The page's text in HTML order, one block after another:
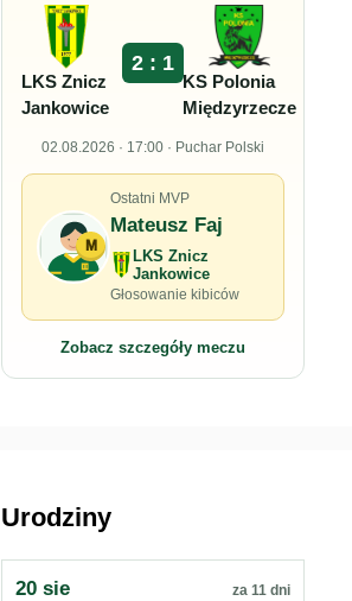
LKS Znicz
Jankowice
2 : 1
KS Polonia
Międzyrzecze
02.08.2026 · 17:00 · Puchar Polski
M
Ostatni MVP
Mateusz Faj
LKS Znicz
Jankowice
Głosowanie kibiców
Zobacz szczegóły meczu
Urodziny
20 sie za 11 dni